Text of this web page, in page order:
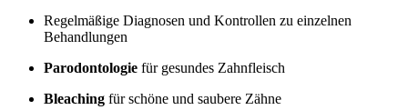
Regelmäßige Diagnosen und Kontrollen zu einzelnen
Behandlungen
Parodontologie für gesundes Zahnfleisch
Bleaching für schöne und saubere Zähne